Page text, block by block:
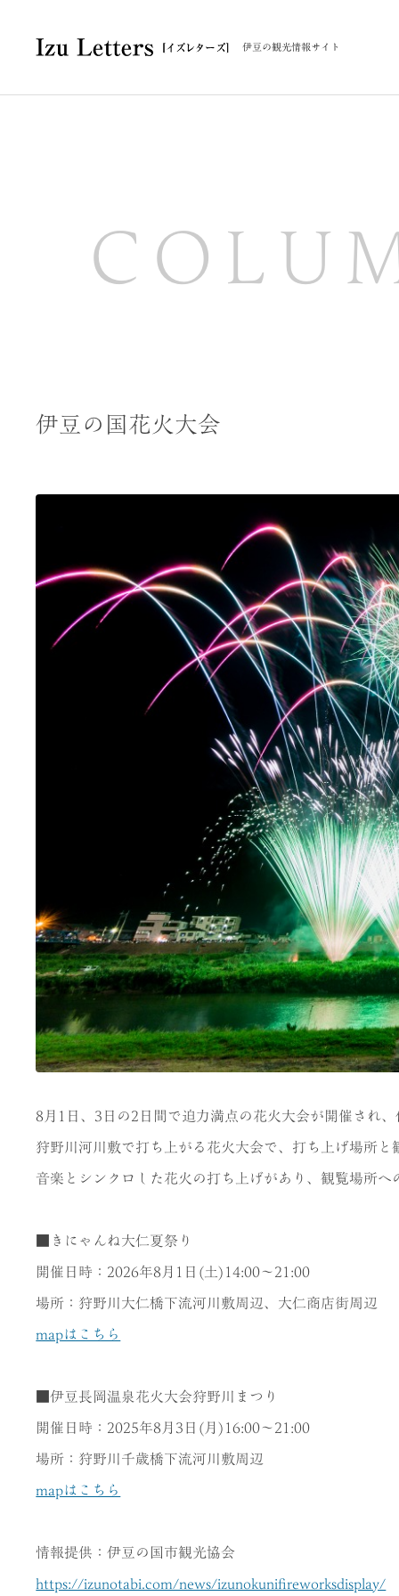
伊豆の観光情報サイト
伊豆の国花火大会
8月1日、3日の2日間で迫力満点の花火大会が開催され
狩野川河川敷で打ち上がる花火大会で、打ち上げ場所
音楽とシンクロした花火の打ち上げがあり、観覧場所
■きにゃんね大仁夏祭り
開催日時：2026年8月1日(土)14:00～21:00
場所：狩野川大仁橋下流河川敷周辺、大仁商店街周辺
mapはこちら
■伊豆長岡温泉花火大会狩野川まつり
開催日時：2025年8月3日(月)16:00～21:00
場所：狩野川千歳橋下流河川敷周辺
mapはこちら
情報提供：伊豆の国市観光協会
https://izunotabi.com/news/izunokunifireworksdisplay/